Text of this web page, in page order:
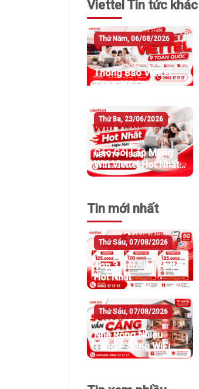
Viettel Tin tức khác
Thứ Năm, 06/08/2026
Thông Báo Viettel
Tăng Giá Cước
Thứ Ba, 23/06/2026
Các Gói Lắp Mạng
Wifi Viettel Hot Nhất
Hiện Nay
Tin mới nhất
Thứ Sáu, 07/08/2026
Top 3 Gói SIM Viettel
Hot Nhất
Thứ Sáu, 07/08/2026
Nhà Rộng Nhiều
Tầng – Sóng WiFi
Vẫn Căng